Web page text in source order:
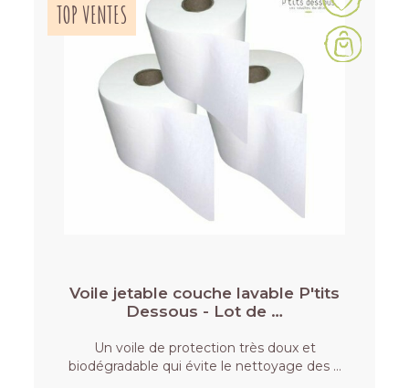
TOP VENTES
Voile jetable couche lavable P'tits
Dessous - Lot de …
Un voile de protection très doux et
biodégradable qui évite le nettoyage des …